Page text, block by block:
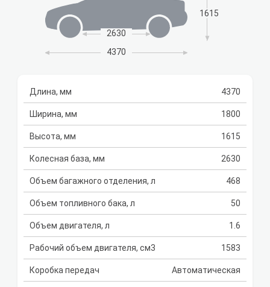
2630
1615
4370
Длина, мм 4370
Ширина, мм 1800
Высота, мм 1615
Колесная база, мм 2630
Объем багажного отделения, л 468
Объем топливного бака, л 50
Объем двигателя, л 1.6
Рабочий объем двигателя, см3 1583
Коробка передач Автоматическая